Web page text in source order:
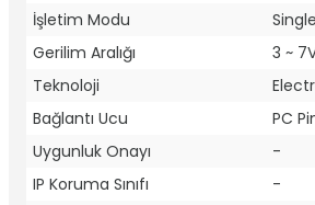
İşletim Modu
Gerilim Aralığı
3 ~
Teknoloji
Bağlantı Ucu
PC
Uygunluk Onayı
-
IP Koruma Sınıfı
-